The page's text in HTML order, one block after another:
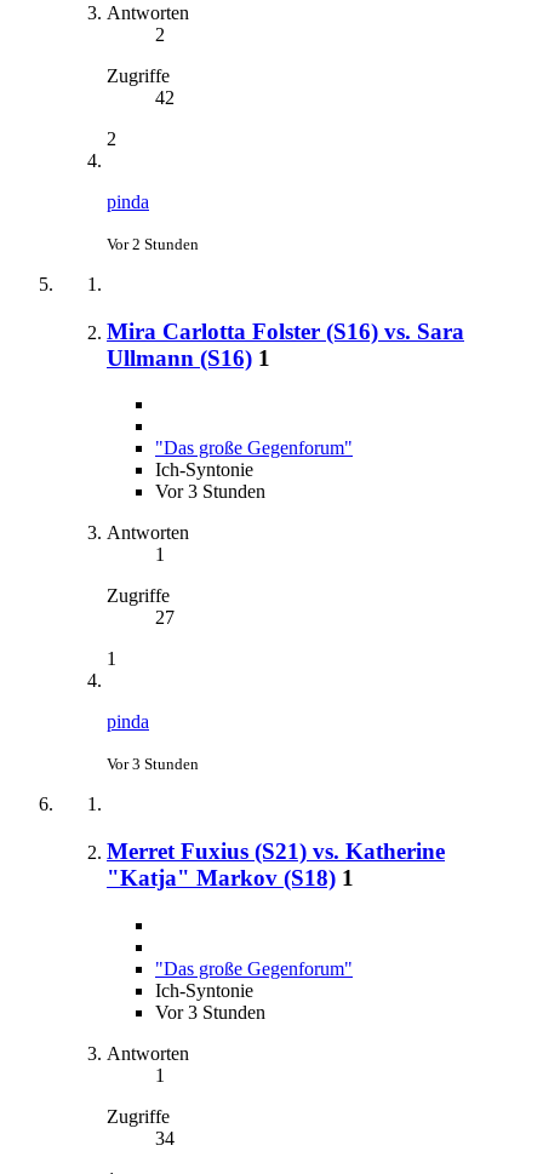
Antworten
2
Zugriffe
42
2
pinda
Vor 2 Stunden
Mira Carlotta Folster (S16) vs. Sara
Ullmann (S16) 1
"Das große Gegenforum"
Ich-Syntonie
Vor 3 Stunden
Antworten
1
Zugriffe
27
1
pinda
Vor 3 Stunden
Merret Fuxius (S21) vs. Katherine
"Katja" Markov (S18) 1
"Das große Gegenforum"
Ich-Syntonie
Vor 3 Stunden
Antworten
1
Zugriffe
34